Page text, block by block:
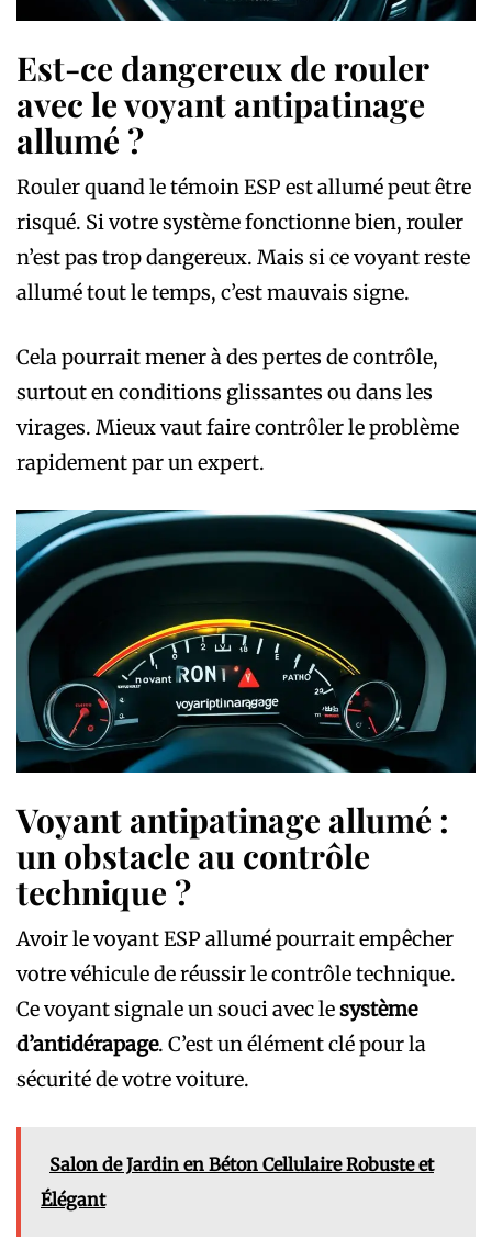
Est-ce dangereux de rouler
avec le voyant antipatinage
allumé ?
Rouler quand le témoin ESP est allumé peut être
risqué. Si votre système fonctionne bien, rouler
n’est pas trop dangereux. Mais si ce voyant reste
allumé tout le temps, c’est mauvais signe.
Cela pourrait mener à des pertes de contrôle,
surtout en conditions glissantes ou dans les
virages. Mieux vaut faire contrôler le problème
rapidement par un expert.
Voyant antipatinage allumé :
un obstacle au contrôle
technique ?
Avoir le voyant ESP allumé pourrait empêcher
votre véhicule de réussir le contrôle technique.
Ce voyant signale un souci avec lesystème
d’antidérapage. C’est un élément clé pour la
sécurité de votre voiture.
Salon de Jardin en Béton Cellulaire Robuste et
Élégant